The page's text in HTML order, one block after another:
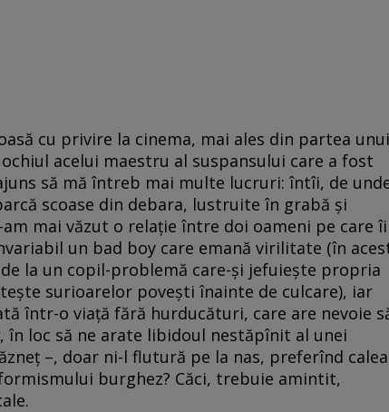
cu privire la cinema, mai ales din partea unui
acelui maestru al suspansului care a fost
să mă întreb mai multe lucruri: întîi, de
scoase din debara, lustruite în grabă și
mai văzut o relație între doi oameni pe care îi
un bad boy care emană virilitate (în
la un copil-problemă care-și jefuiește propria
surioarelor povești înainte de culcare), iar
într-o viață fără hurducături, care are nevoie
în loc să ne arate libidoul nestăpînit al unei
–, doar ni-l flutură pe la nas, preferînd calea
burghez? Căci, trebuie amintit,